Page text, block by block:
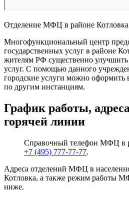
Отделение МФЦ в районе Котловка
Многофункциональный центр
государственных услуг в районе
жителям РФ существенно улучшить
услуг. С помощью данного
городские услуги можно оформить
по другим инстанциям.
График работы,
горячей линии
Справочный телефон МФЦ в
+7 (495) 777-77-77.
Адреса отделений МФЦ в
Котловка, а также режим работы
ниже.